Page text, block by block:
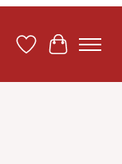
Liste dePanier